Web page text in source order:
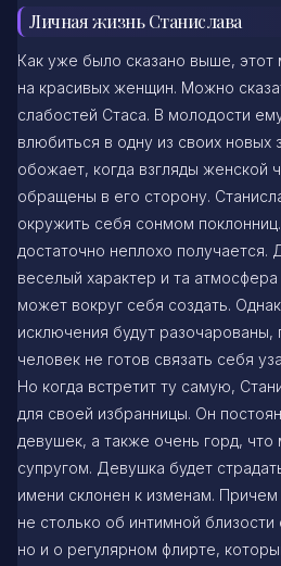
Личная жизнь Станислава
Как уже было сказано выше, этот
на красивых женщин. Можно
слабостей Стаса. В молодости
влюбиться в одну из своих новых
обожает, когда взгляды женской
обращены в его сторону.
окружить себя сонмом
достаточно неплохо получается.
веселый характер и та
может вокруг себя создать.
исключения будут
человек не готов связать себя
Но когда встретит ту самую,
для своей избранницы. Он
девушек, а также очень горд,
супругом. Девушка будет
имени склонен к изменам.
не столько об интимной
но и о регулярном флирте,